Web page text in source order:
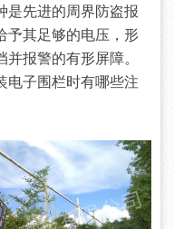
是先进的周界防盗报
予其足够的电压，形
报警的有形屏障。
电子围栏时有哪些注